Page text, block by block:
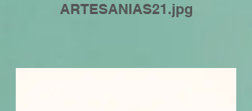
ARTESANIAS21.jpg